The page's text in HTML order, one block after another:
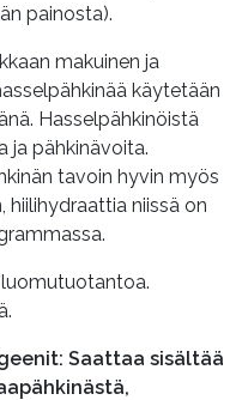
painosta).
makuinen ja
käytetään
Hasselpähkinöistä
ja pähkinävoita.
tavoin hyvin myös
hiilihydraattia niissä on
Saattaa sisältää